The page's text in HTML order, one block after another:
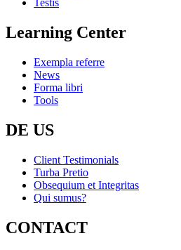
Testis
Learning Center
Exempla referre
News
Forma libri
Tools
DE US
Client Testimonials
Turba Pretio
Obsequium et Integritas
Qui sumus?
CONTACT